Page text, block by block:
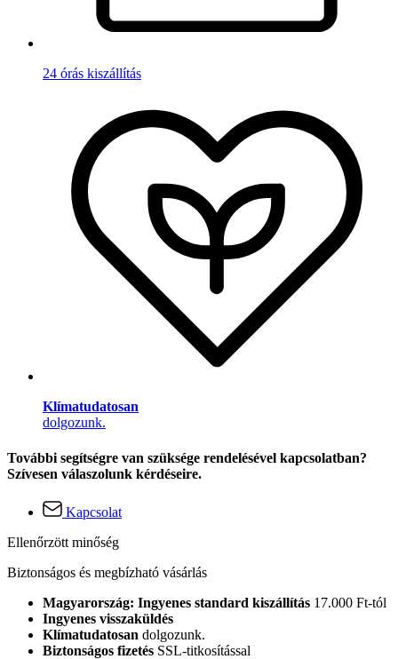
24 órás kiszállítás
Klímatudatosan
dolgozunk.
További segítségre van szüksége rendelésével kapcsolatban?
Szívesen válaszolunk kérdéseire.
Kapcsolat
Ellenőrzött minőség
Biztonságos és megbízható vásárlás
Magyarország: Ingyenes standard kiszállítás 17.000 Ft-tól
Ingyenes visszaküldés
Klímatudatosan dolgozunk.
Biztonságos fizetés SSL-titkosítással